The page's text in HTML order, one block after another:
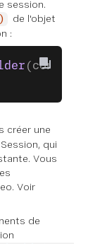
session.
de l'objet
:
(context,
créer une
qui
Vous
Voir
de